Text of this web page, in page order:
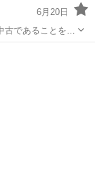
6月20日
古であることをご